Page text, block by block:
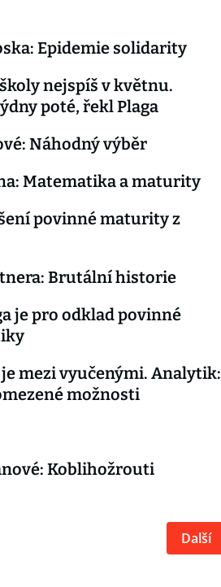
Epidemie solidarity
nejspíš v květnu.
poté, řekl Plaga
Náhodný výběr
Matematika a maturity
povinné maturity z
Brutální historie
je pro odklad povinné
mezi vyučenými. Analytik:
možnosti
Koblihožrouti
Další